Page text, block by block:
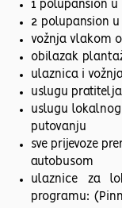
1 polupansion u
2 polupansion
vožnja vlakom
obilazak
ulaznica i
uslugu
uslugu
putovanju
sve prijevoze
autobusom
ulaznice za
programu: